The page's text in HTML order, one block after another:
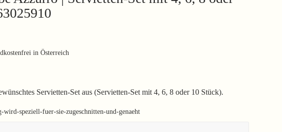
in Österreich
Servietten-Set aus (Servietten-Set mit 4, 6, 8 oder 10 Stück).
wird-speziell-fuer-sie-zugeschnitten-und-genaeht